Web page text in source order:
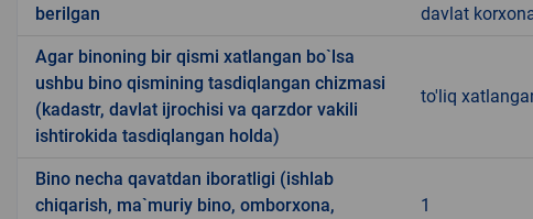
berilgan
davlat
Agar binoning bir qismi xatlangan bo`lsa
ushbu bino qismining tasdiqlangan chizmasi
(kadastr, davlat ijrochisi va qarzdor vakili
ishtirokida tasdiqlangan holda)
to'liq
Bino necha qavatdan iboratligi (ishlab
chiqarish, ma`muriy bino, omborxona,
1